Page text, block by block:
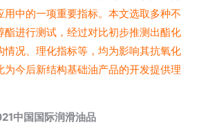
用中的一项重要指标。本文选取多种不
酯进行测试，经过对比初步推测出酯化
情况、理化指标等，均为影响其抗氧化
为今后新结构基础油产品的开发提供理
中国国际润滑油品